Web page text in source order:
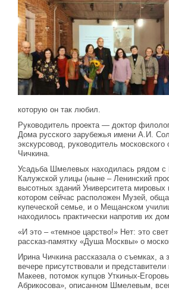
которую он так любил.
Руководитель проекта — доктор
Дома русского зарубежья имени А.И.
экскурсовод, руководитель
Чичкина.
Усадьба Шмелевых находилась рядом
Калужской улицы (ныне – Ленинский
высотных зданий Университета
котором сейчас расположен Музей,
купеческой семье, и о Мещанском
находилось практически напротив их
«И это – «темное царство!» Нет: это
рассказ-памятку «Душа Москвы» о
Ирина Чичкина рассказала о съемках,
вечере присутствовали и
Макеев, потомок купцов Уткиных-
Абрикосова», описанном Шмелевым,